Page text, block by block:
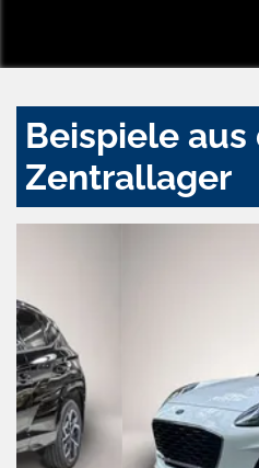
Beispiele aus
Zentrallager